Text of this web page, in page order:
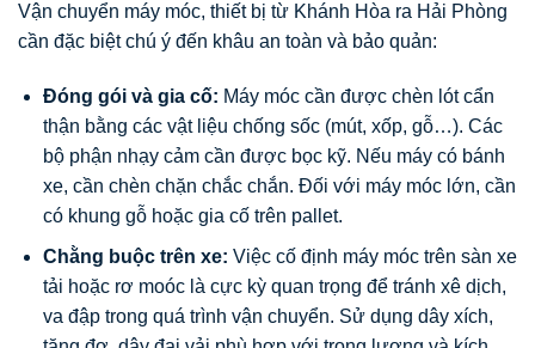
Vận chuyển máy móc, thiết bị từ Khánh Hòa ra Hải Phòng
cần đặc biệt chú ý đến khâu an toàn và bảo quản:
Đóng gói và gia cố: Máy móc cần được chèn lót cẩn
thận bằng các vật liệu chống sốc (mút, xốp, gỗ…). Các
bộ phận nhạy cảm cần được bọc kỹ. Nếu máy có bánh
xe, cần chèn chặn chắc chắn. Đối với máy móc lớn, cần
có khung gỗ hoặc gia cố trên pallet.
Chằng buộc trên xe: Việc cố định máy móc trên sàn xe
tải hoặc rơ moóc là cực kỳ quan trọng để tránh xê dịch,
va đập trong quá trình vận chuyển. Sử dụng dây xích,